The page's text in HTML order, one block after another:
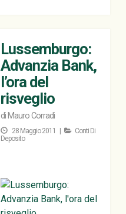
Lussemburgo:
Advanzia Bank,
l’ora del
risveglio
di Mauro Corradi
28 Maggio 2011 |
Conti Di
Deposito